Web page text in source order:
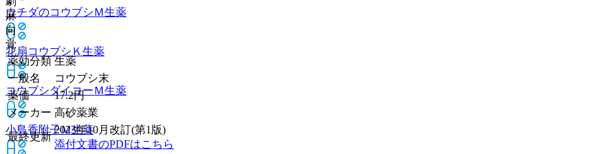
ウチダのコウブシＭ生薬
花扇コウブシＫ 生薬
コウブシダイコーＭ生薬
小島香附子Ｍ生薬
麻
向
覚
薬効分類 生薬
一般名
コウブシ末
薬価
17.2円
メーカー 高砂薬業
最終更新
2023年10月改訂(第1版)
添付文書のPDFはこちら